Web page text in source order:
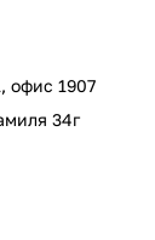
офис 1907
34г